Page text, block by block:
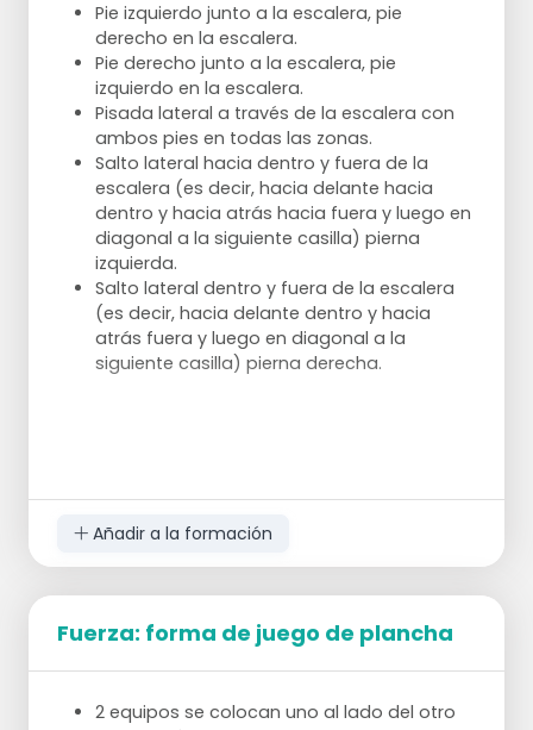
Ocho vueltas con la pelota
Coge una pelota, pon las piernas muy
separadas con los glúteos hacia atrás,
inclínate hacia delante con la espalda
recta.
Llevar el balón hacia delante y llevarlo entre
las piernas a la otra mano.
Pasar el balón por detrás de la pierna y
balancearlo hacia delante y a través de la
otra pierna.
Pasa el balón 20 veces de esta manera y
luego 20 veces de la otra.
manos dobladas.
Mantén los pies quietos y gira el torso
Mantén la pelota a la altura correcta y
Pie izquierdo junto a la escalera, pie
derecho en la escalera.
Pie derecho junto a la escalera, pie
izquierdo en la escalera.
Pisada lateral a través de la escalera con
ambos pies en todas las zonas.
Salto lateral hacia dentro y fuera de la
escalera (es decir, hacia delante hacia
dentro y hacia atrás hacia fuera y luego en
diagonal a la siguiente casilla) pierna
izquierda.
Salto lateral dentro y fuera de la escalera
(es decir, hacia delante dentro y hacia
atrás fuera y luego en diagonal a la
siguiente casilla) pierna derecha.
Añadir a la formación
Fuerza: forma de juego de plancha
2 equipos se colocan uno al lado del otro